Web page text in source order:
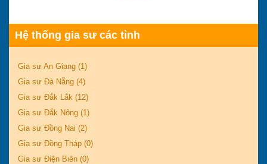
Hệ thống gia sư các tỉnh
Gia sư An Giang (1)
Gia sư Đà Nẵng (4)
Gia sư Đắk Lắk (12)
Gia sư Đắk Nông (1)
Gia sư Đồng Nai (2)
Gia sư Đồng Tháp (0)
Gia sư Điện Biên (0)